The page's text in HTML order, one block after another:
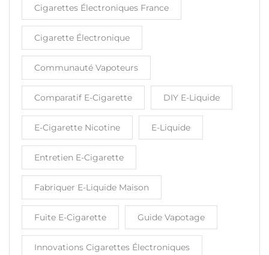
Cigarettes Électroniques France
Cigarette Électronique
Communauté Vapoteurs
Comparatif E-Cigarette DIY E-Liquide
E-Cigarette Nicotine E-Liquide
Entretien E-Cigarette
Fabriquer E-Liquide Maison
Fuite E-Cigarette Guide Vapotage
Innovations Cigarettes Électroniques